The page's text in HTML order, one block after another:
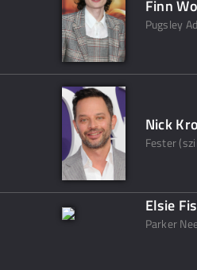
Finn
Pugsley
Nick
Fester
Elsie
Parker